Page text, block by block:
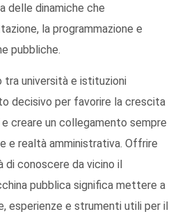
delle dinamiche che
la programmazione e
pubbliche.
tra università e istituzioni
decisivo per favorire la crescita
creare un collegamento sempre
e realtà amministrativa. Offrire
di conoscere da vicino il
pubblica significa mettere a
esperienze e strumenti utili per il